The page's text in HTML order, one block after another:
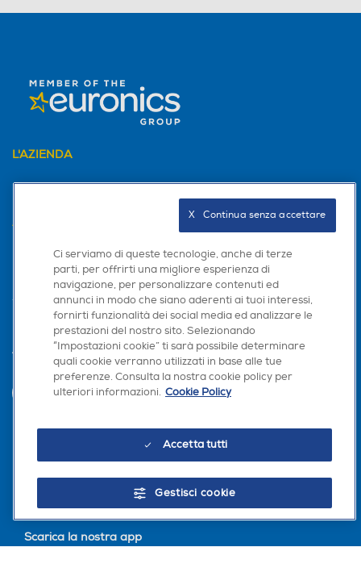
L'AZIENDA
PER I TUOI ACQUISTI
AREA CLIENTI
PRIVACY
Trova negozio
Scarica la nostra app
Ci serviamo di queste tecnologie, anche di terze
parti, per offrirti una migliore esperienza di
navigazione, per personalizzare contenuti ed
annunci in modo che siano aderenti ai tuoi interessi,
fornirti funzionalità dei social media ed analizzare le
prestazioni del nostro sito. Selezionando
“Impostazioni cookie” ti sarà possibile determinare
quali cookie verranno utilizzati in base alle tue
preferenze. Consulta la nostra cookie policy per
ulteriori informazioni. Cookie Policy
Accetta tutti
Gestisci cookie
X   Continua senza accettare